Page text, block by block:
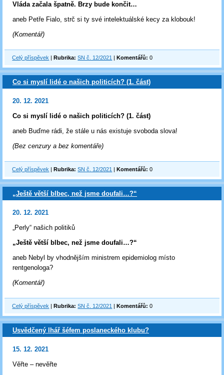
Vláda začala špatně. Brzy bude končit…
aneb Petře Fialo, strč si ty své intelektuálské kecy za klobouk!
(Komentář)
Celý příspěvek |Rubrika: SN č. 12/2021 |Komentářů: 0
Co si myslí lidé o našich politicích? (1. část)
20. 12. 2021
Co si myslí lidé o našich politicích? (1. část)
aneb Buďme rádi, že stále u nás existuje svoboda slova!
(Bez cenzury a bez komentáře)
Celý příspěvek |Rubrika: SN č. 12/2021 |Komentářů: 0
„Ještě větší blbec, než jsme doufali…?“
20. 12. 2021
„Perly“ našich politiků
„Ještě větší blbec, než jsme doufali…?“
aneb Nebyl by vhodnějším ministrem epidemiolog místo
rentgenologa?
(Komentář)
Celý příspěvek |Rubrika: SN č. 12/2021 |Komentářů: 0
Usvědčený lhář šéfem poslaneckého klubu?
15. 12. 2021
Věřte – nevěřte